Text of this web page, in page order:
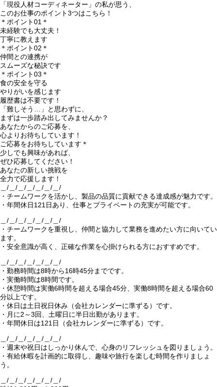
「現役人材コーディネーター」の私が思う、
このお仕事のポイント3つはこちら！
＊ポイント01＊
未経験でも大丈夫！
丁寧に教えます
＊ポイント02＊
仲間との連携が
スムーズな秘訣です
＊ポイント03＊
食の安全を守る
やりがいを感じます
履歴書は不要です！
「難しそう…」と思わずに、
まずは一歩踏み出してみませんか？
あなたからのご応募を、
心よりお待ちしています！
ご応募をお待ちしています＊
少しでも興味があれば、
ぜひ応募してください！
あなたの新しい挑戦を
全力で応援します！
＿/＿/＿/＿/＿/＿/＿/
・チームワークを活かし、製品の品質に貢献できる達成感が魅力です。
・年間休日121日あり、仕事とプライベートの充実が可能です。
＿/＿/＿/＿/＿/＿/＿/
・チームワークを重視し、仲間と協力して業務を進めたい方に向いてい
ます。
・安全意識が高く、正確な作業を心掛けられる方におすすめです。
＿/＿/＿/＿/＿/＿/＿/
・勤務時間は8時から16時45分までです。
・実働時間は8時間です。
・休憩時間は実働6時間を超える場合45分、実働8時間を超える場合60
分以上です。
・休日は土日祝日休み（会社カレンダーに準ずる）です。
・月に2～3回、土曜日に半日出勤があります。
・年間休日は121日（会社カレンダーに準ずる）です。
＿/＿/＿/＿/＿/＿/＿/
・週末や祝日はしっかり休んで、心身のリフレッシュを図りましょう。
・有給休暇を計画的に取得し、趣味や旅行を楽しむ時間を作りましょ
う。
＿/＿/＿/＿/＿/＿/＿/